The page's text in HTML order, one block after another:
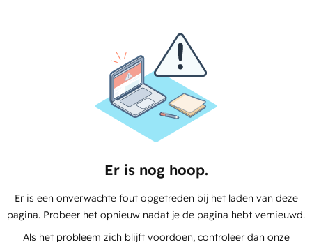
Er is nog hoop.
Er is een onverwachte fout opgetreden bij het laden van deze
pagina. Probeer het opnieuw nadat je de pagina hebt vernieuwd.
Als het probleem zich blijft voordoen, controleer dan onze